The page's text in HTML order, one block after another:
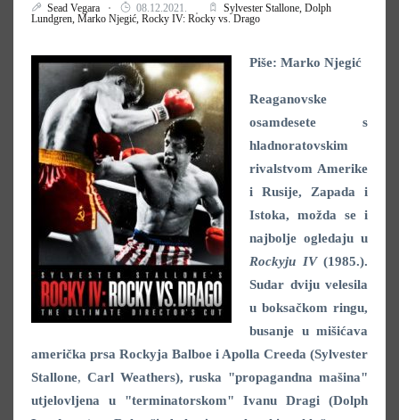
Sead Vegara 08.12.2021. Sylvester Stallone, Dolph
Lundgren, Marko Njegić, Rocky IV: Rocky vs. Drago
Piše: Marko Njegić
Reaganovske
osamdesete s
hladnoratovskim
rivalstvom Amerike
i Rusije, Zapada i
Istoka, možda se i
najbolje ogledaju u
Rockyju IV(1985.).
Sudar dviju velesila
u boksačkom ringu,
busanje u mišićava
američka prsa Rockyja Balboe i Apolla Creeda (Sylvester
Stallone, Carl Weathers), ruska "propagandna mašina"
utjelovljena u "terminatorskom" Ivanu Dragi (Dolph